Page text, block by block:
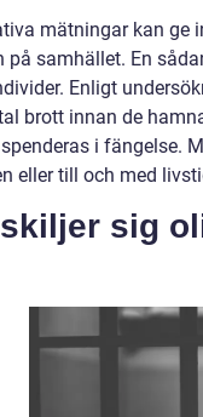
mätningar kan ge
på samhället. En
Enligt
brott innan de
i fängelse.
eller till och med
sig